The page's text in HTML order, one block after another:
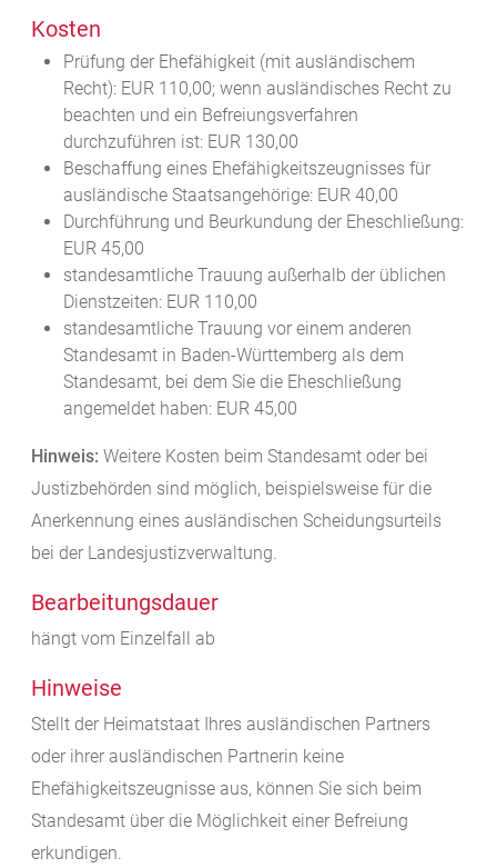
Kosten
Prüfung der Ehefähigkeit (mit ausländischem
Recht): EUR 110,00; wenn ausländisches Recht zu
beachten und ein Befreiungsverfahren
durchzuführen ist: EUR 130,00
Beschaffung eines Ehefähigkeitszeugnisses für
ausländische Staatsangehörige: EUR 40,00
Durchführung und Beurkundung der Eheschließung:
EUR 45,00
standesamtliche Trauung außerhalb der üblichen
Dienstzeiten: EUR 110,00
standesamtliche Trauung vor einem anderen
Standesamt in Baden-Württemberg als dem
Standesamt, bei dem Sie die Eheschließung
angemeldet haben: EUR 45,00
Hinweis: Weitere Kosten beim Standesamt oder bei
Justizbehörden sind möglich, beispielsweise für die
Anerkennung eines ausländischen Scheidungsurteils
bei der Landesjustizverwaltung.
Bearbeitungsdauer
hängt vom Einzelfall ab
Hinweise
Stellt der Heimatstaat Ihres ausländischen Partners
oder ihrer ausländischen Partnerin keine
Ehefähigkeitszeugnisse aus, können Sie sich beim
Standesamt über die Möglichkeit einer Befreiung
erkundigen.